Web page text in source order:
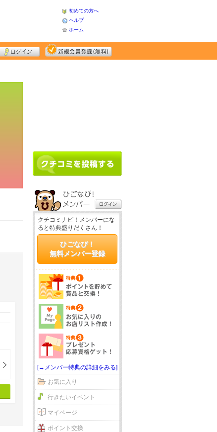
初めての方へ
ヘルプ
ホーム
クチコミナビ！メンバーにな
ると特典盛りだくさん！
ひごなび！
無料メンバー登録
[→メンバー特典の詳細をみる]
お気に入り
行きたいイベント
マイページ
ポイント交換